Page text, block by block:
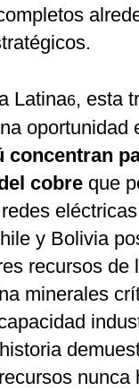
Latina6, esta
oportunidad
concentran
cobre que
y Bolivia
recursos de
minerales
nunca